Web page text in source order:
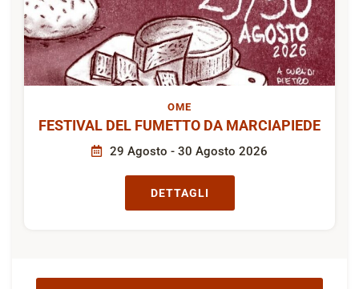
OME
FESTIVAL DEL FUMETTO DA MARCIAPIEDE
29 Agosto - 30 Agosto 2026
DETTAGLI